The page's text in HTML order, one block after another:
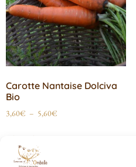
Carotte Nantaise Dolciva
Bio
3,60€ – 5,60€
Choix des options